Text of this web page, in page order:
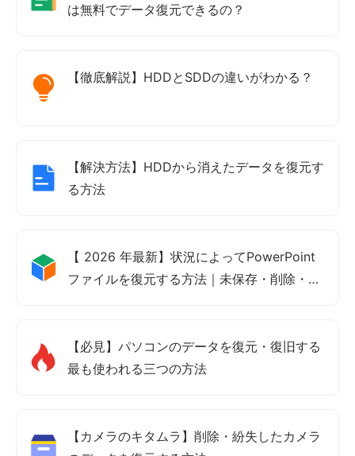
は無料でデータ復元できるの？
【徹底解説】HDDとSDDの違いがわかる？
【解決方法】HDDから消えたデータを復元す
る方法
【 2026 年最新】状況によってPowerPoint
ファイルを復元する方法｜未保存・削除・上
【必見】パソコンのデータを復元・復旧する
最も使われる三つの方法
【カメラのキタムラ】削除・紛失したカメラ